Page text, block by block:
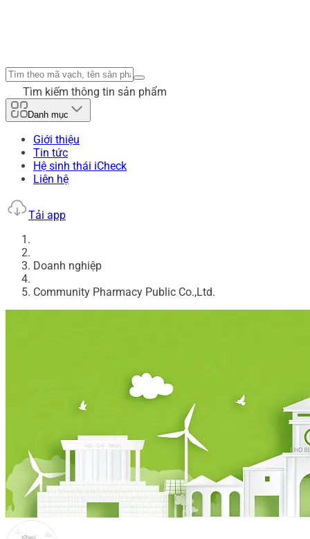
Tìm kiếm thông tin sản phẩm
Danh mục
Giới thiệu
Tin tức
Hệ sinh thái iCheck
Liên hệ
Tải app
Doanh nghiệp
Community Pharmacy Public Co.,Ltd.